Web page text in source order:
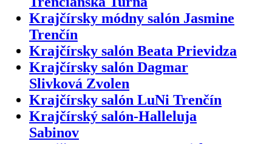
Krajčírsky módny salón Jasmine
Trenčín
Krajčírsky salón Beata Prievidza
Krajčírsky salón Dagmar
Slivková Zvolen
Krajčírsky salón LuNi Trenčín
Krajčírský salón-Halleluja
Sabinov